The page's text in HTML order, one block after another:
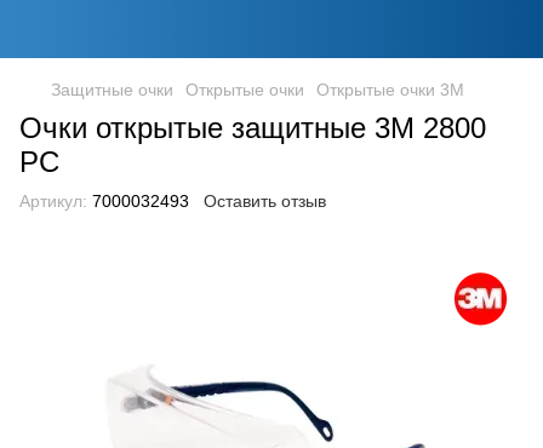
Защитные очки Открытые очки Открытые очки 3M
Очки открытые защитные 3М 2800
PC
Артикул: 7000032493 Оставить отзыв